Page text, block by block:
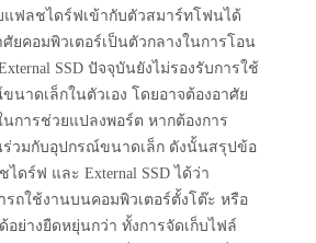
แฟลชไดร์ฟเข้ากับตัวสมาร์ทโฟนได้
ยคอมพิวเตอร์เป็นตัวกลางในการโอน
SSD ปัจจุบันยังไม่รองรับการใช้
นาดเล็กในตัวเอง โดยอาจต้องอาศัย
นการช่วยแปลงพอร์ต หากต้องการ
ร่วมกับอุปกรณ์ขนาดเล็ก ดังนั้นสรุปข้อ
ดร์ฟ และ External SSD ได้ว่า
ารถใช้งานบนคอมพิวเตอร์ตั้งโต๊ะ หรือ
ย่างยืดหยุ่นกว่า ทั้งการจัดเก็บไฟล์